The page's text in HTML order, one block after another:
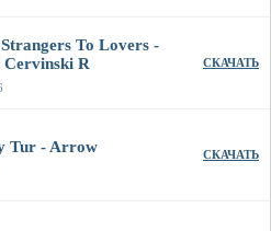
To Lovers -
Cervinski R
СКАЧАТЬ
Tur - Arrow СКАЧАТЬ